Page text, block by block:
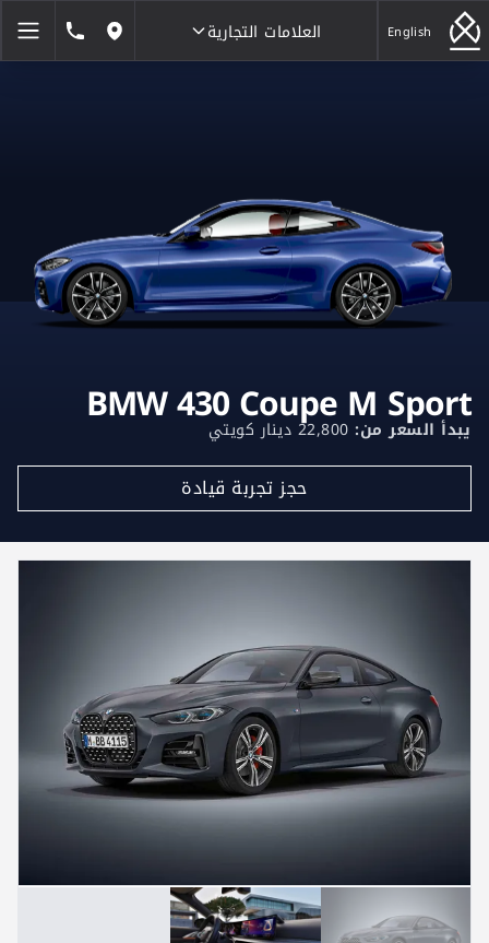
English
العلامات التجارية
مواقعنا
BMW 430 Coupe M Sport
يبدأ السعر من:22,800 دينار كويتي
حجز تجربة قيادة